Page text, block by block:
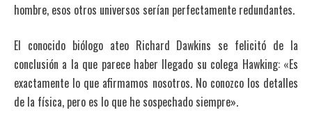
hombre, esos otros universos serían perfectamente redundantes.
El conocido biólogo ateo Richard Dawkins se felicitó de la
conclusión a la que parece haber llegado su colega Hawking: «Es
exactamente lo que afirmamos nosotros. No conozco los detalles
de la física, pero es lo que he sospechado siempre».